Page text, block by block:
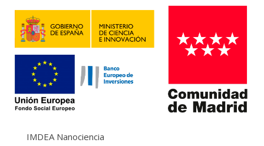
IMDEA Nanociencia